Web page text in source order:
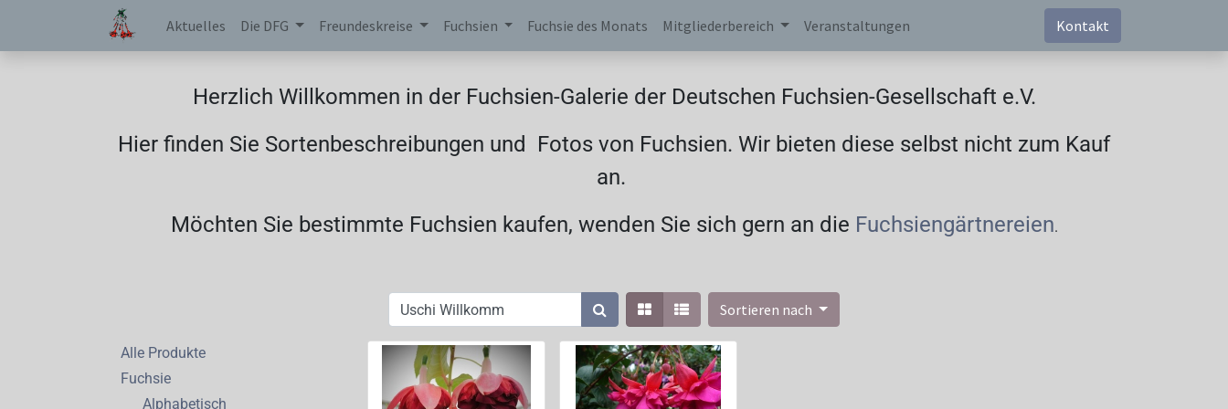
Aktuelles Die DFG Freundeskreise Fuchsien Fuchsie des Monats Mitgliederbereich Veranstaltungen Kontakt
Herzlich Willkommen in der Fuchsien-Galerie der Deutschen Fuchsien-Gesellschaft e.V.
Hier finden Sie Sortenbeschreibungen und Fotos von Fuchsien. Wir bieten diese selbst nicht zum Kauf
an.
Möchten Sie bestimmte Fuchsien kaufen, wenden Sie sich gern an die Fuchsiengärtnereien.
Sortieren nach
Alle Produkte
Fuchsie
Alphabetisch